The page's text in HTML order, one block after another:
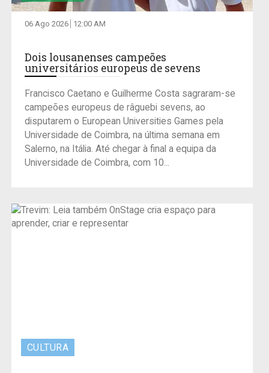
06 Ago 2026 12:00 AM
Dois lousanenses campeões
universitários europeus de sevens
Francisco Caetano e Guilherme Costa sagraram-se
campeões europeus de râguebi sevens, ao
disputarem o European Universities Games pela
Universidade de Coimbra, na última semana em
Salerno, na Itália. Até chegar à final a equipa da
Universidade de Coimbra, com 10...
CULTURA